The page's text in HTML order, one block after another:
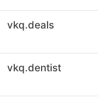
vkq.deals
vkq.dentist